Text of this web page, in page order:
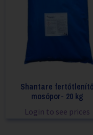
Shantare fertőtlenítő
mosópor- 20 kg
Login to see prices